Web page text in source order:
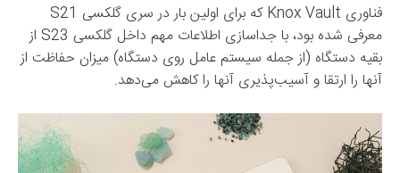
فناوری Knox Vault که برای اولین بار در سری گلکسی S21
معرفی شده بود، با جداسازی اطلاعات مهم داخل گلکسی S23 از
بقیه دستگاه (از جمله سیستم عامل روی دستگاه) میزان حفاظت از
آنها را ارتقا و آسیب‌پذیری آنها را کاهش می‌دهد.